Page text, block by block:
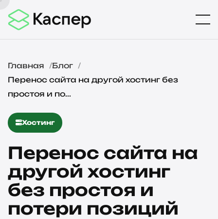
Главная
Блог
Перенос сайта на другой хостинг без
простоя и по...
Хостинг
Перенос сайта на
другой хостинг
без простоя и
потери позиций